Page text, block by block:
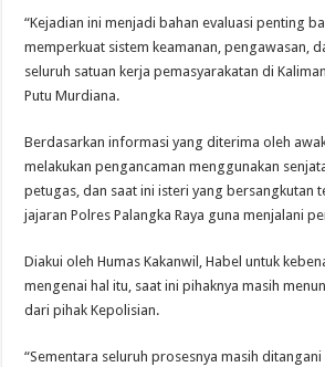
“Kejadian ini menjadi bahan evaluasi penting
memperkuat sistem keamanan, pengawasan,
seluruh satuan kerja pemasyarakatan di
Putu Murdiana.
Berdasarkan informasi yang diterima oleh
melakukan pengancaman menggunakan
petugas, dan saat ini isteri yang bersangkutan
jajaran Polres Palangka Raya guna menjalani
Diakui oleh Humas Kakanwil, Habel untuk
mengenai hal itu, saat ini pihaknya masih
dari pihak Kepolisian.
“Sementara seluruh prosesnya masih